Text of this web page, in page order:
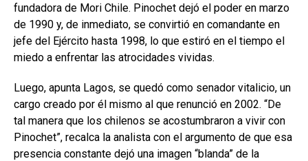
fundadora de Mori Chile. Pinochet dejó el poder en marzo
de 1990 y, de inmediato, se convirtió en comandante en
jefe del Ejército hasta 1998, lo que estiró en el tiempo el
miedo a enfrentar las atrocidades vividas.
Luego, apunta Lagos, se quedó como senador vitalicio, un
cargo creado por él mismo al que renunció en 2002. “De
tal manera que los chilenos se acostumbraron a vivir con
Pinochet”, recalca la analista con el argumento de que esa
presencia constante dejó una imagen “blanda” de la